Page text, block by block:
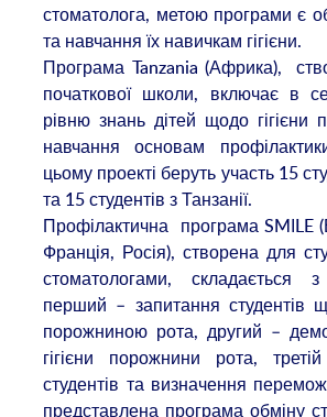
стоматолога, метою програми є
та навчання їх навичкам гігієни.
Програма Tanzania (Африка),
початкової школи, включає в
рівню знань дітей щодо гігієни
навчання основам
цьому проекті беруть участь 15
та 15 студентів з Танзанії.
Профілактична програма SMІLE
Франція, Росія), створена для
стоматологами, складається
перший – запитання студентів
порожниною рота, другий –
гігієни порожнини рота,
студентів та визначення
представлена програма обміну